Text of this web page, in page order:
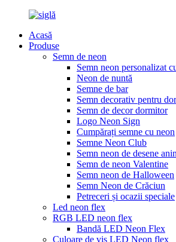
Acasă
Produse
Semn de neon
Semn neon personalizat
Neon de nuntă
Semne de bar
Semn decorativ pentru
Semn de decor dormitor
Logo Neon Sign
Cumpărați semne cu neon
Semne Neon Club
Semn neon de desene
Semn de neon Valentine
Semn neon de Halloween
Semn Neon de Crăciun
Petreceri și ocazii speciale
Led neon flex
RGB LED neon flex
Bandă LED Neon Flex
Culoare de vis LED Neon flex